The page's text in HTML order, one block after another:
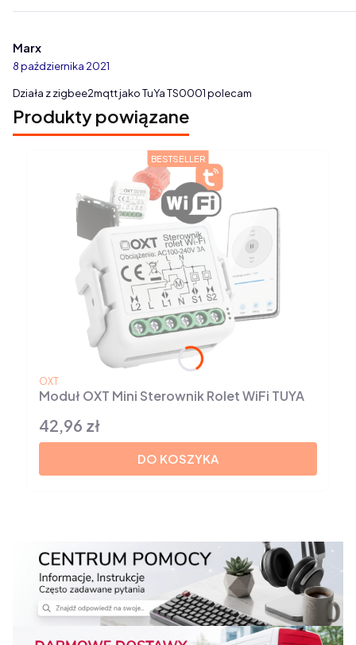
Marx
8 października 2021
Działa z zigbee2mqtt jako TuYa TS0001 polecam
Produkty powiązane
BESTSELLER
Moduł OXT Mini Sterownik Rolet WiFi TUYA
PRODUCENT
OXT
Cena
42,96 zł
DO KOSZYKA